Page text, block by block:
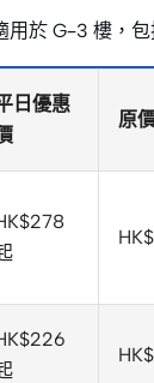
於 G–3 樓，包
日優惠
原